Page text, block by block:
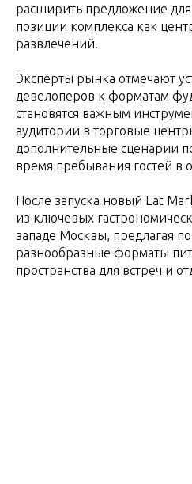
расширить предложение для
позиции комплекса как
развлечений.
Эксперты рынка отмечают
девелоперов к форматам
становятся важным
аудитории в торговые
дополнительные сценарии
время пребывания гостей в
После запуска новый Eat
из ключевых
западе Москвы, предлагая
разнообразные форматы
пространства для встреч и